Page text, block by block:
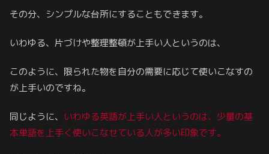
その分、シンプルな台所にすることもできます。
いわゆる、片づけや整理整頓が上手い人というのは、
このように、限られた物を自分の需要に応じて使いこなすの
が上手いのですね。
同じように、 いわゆる英語が上手い人というのは、少量の基
本単語を上手く使いこなせている人が多い印象です。